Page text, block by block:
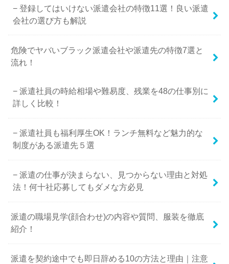
登録してはいけない派遣会社の特徴11選！良い派遣
会社の選び方も解説
危険でヤバいブラック派遣会社や派遣先の特徴7選と
流れ！
派遣社員の時給相場や難易度、残業を48の仕事別に
詳しく比較！
派遣社員も福利厚生OK！ランチ無料など魅力的な
制度がある派遣先５選
派遣の仕事が決まらない、見つからない理由と対処
法！何十社応募してもダメな方必見
派遣の職場見学(顔合わせ)の内容や質問、服装を徹底
紹介！
派遣を契約途中でも即日辞める10の方法と理由｜注意